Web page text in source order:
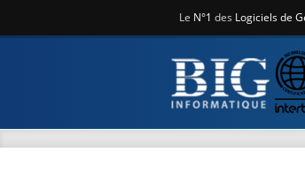
Le N°1 des Logiciels de